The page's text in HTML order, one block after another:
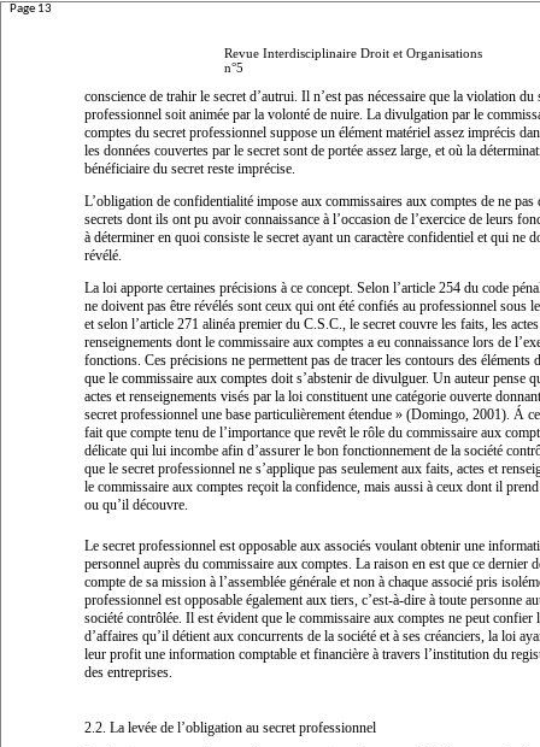
Page 13
Revue Interdisciplinaire Droit et Organisations
n°5
conscience de trahir le secret d’autrui. Il n’est pas nécessaire que la violation du
professionnel soit animée par la volonté de nuire. La divulgation par le
comptes du secret professionnel suppose un élément matériel assez imprécis
les données couvertes par le secret sont de portée assez large, et où la
bénéficiaire du secret reste imprécise.
L’obligation de confidentialité impose aux commissaires aux comptes de ne
secrets dont ils ont pu avoir connaissance à l’occasion de l’exercice de leurs
à déterminer en quoi consiste le secret ayant un caractère confidentiel et qui ne
révélé.
La loi apporte certaines précisions à ce concept. Selon l’article 254 du code
ne doivent pas être révélés sont ceux qui ont été confiés au professionnel sous
et selon l’article 271 alinéa premier du C.S.C., le secret couvre les faits, les
renseignements dont le commissaire aux comptes a eu connaissance lors de
fonctions. Ces précisions ne permettent pas de tracer les contours des éléments
que le commissaire aux comptes doit s’abstenir de divulguer. Un auteur pense
actes et renseignements visés par la loi constituent une catégorie ouverte
secret professionnel une base particulièrement étendue » (Domingo, 2001). Á
fait que compte tenu de l’importance que revêt le rôle du commissaire aux
délicate qui lui incombe afin d’assurer le bon fonctionnement de la société
que le secret professionnel ne s’applique pas seulement aux faits, actes et
le commissaire aux comptes reçoit la confidence, mais aussi à ceux dont il
ou qu’il découvre.
Le secret professionnel est opposable aux associés voulant obtenir une
personnel auprès du commissaire aux comptes. La raison en est que ce dernier
compte de sa mission à l’assemblée générale et non à chaque associé pris
professionnel est opposable également aux tiers, c’est-à-dire à toute personne
société contrôlée. Il est évident que le commissaire aux comptes ne peut confier
d’affaires qu’il détient aux concurrents de la société et à ses créanciers, la loi
leur profit une information comptable et financière à travers l’institution du
des entreprises.
2.2. La levée de l’obligation au secret professionnel